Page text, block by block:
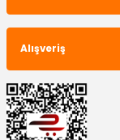
Alışveriş